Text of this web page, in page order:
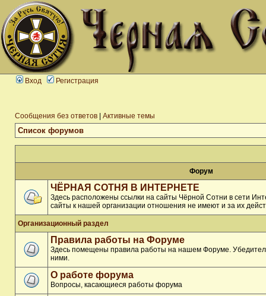
Вход Регистрация
Сообщения без ответов Активные темы
Список форумов
Форум
ЧЁРНАЯ СОТНЯ В ИНТЕРНЕТЕ
Здесь расположены ссылки на сайты Чёрной Сотни в сети
сайты к нашей организации отношения не имеют и за их
Организационный раздел
Правила работы на Форуме
Здесь помещены правила работы на нашем Форуме.
ними.
О работе форума
Вопросы, касающиеся работы форума